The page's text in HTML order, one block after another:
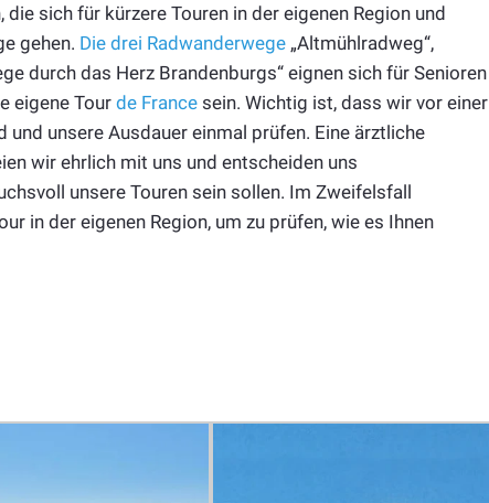
sich für kürzere Touren in der eigenen Region und
gehen. Die drei Radwanderwege „Altmühlradweg“,
durch das Herz Brandenburgs“ eignen sich für Senioren
eigene Tour de France sein. Wichtig ist, dass wir vor einer
und unsere Ausdauer einmal prüfen. Eine ärztliche
wir ehrlich mit uns und entscheiden uns
unsere Touren sein sollen. Im Zweifelsfall
in der eigenen Region, um zu prüfen, wie es Ihnen